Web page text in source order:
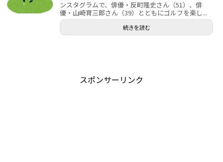
ンスタグラムで、俳優・反町隆史さん（51）、俳
優・山崎育三郎さん（39）とともにゴルフを楽し...
続きを読む
スポンサーリンク